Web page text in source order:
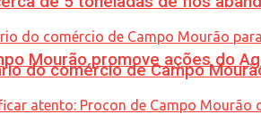
Mourão promove ações do
do comércio de Campo